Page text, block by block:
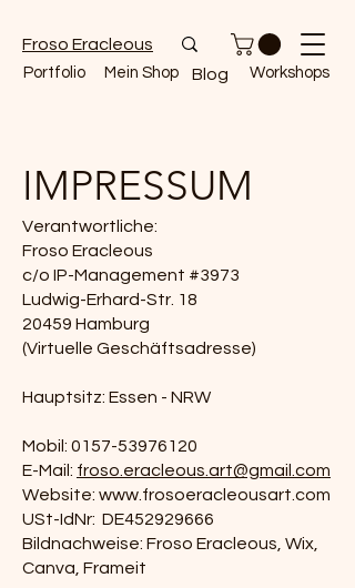
Froso Eracleous
Portfolio Mein Shop Blog Workshops
IMPRESSUM
Verantwortliche:
Froso Eracleous
c/o IP-Management #3973
Ludwig-Erhard-Str. 18
20459 Hamburg
(Virtuelle Geschäftsadresse)
Hauptsitz: Essen - NRW
Mobil: 0157-53976120
E-Mail: froso.eracleous.art@gmail.com
Website: www.frosoeracleousart.com
USt-IdNr: DE452929666
Bildnachweise: Froso Eracleous, Wix,
Canva, Frameit